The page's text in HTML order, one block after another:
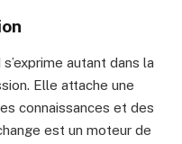
autant dans la
Elle attache une
connaissances et des
est un moteur de